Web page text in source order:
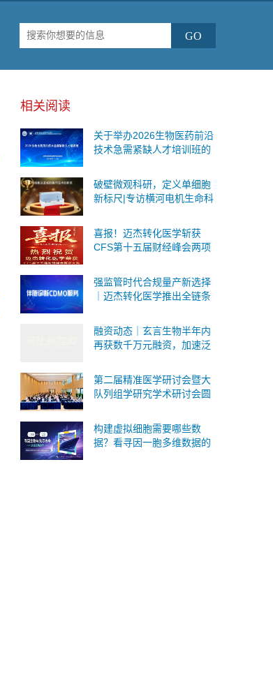
相关阅读
关于举办2026生物医药前沿
技术急需紧缺人才培训班的
破壁微观科研，定义单细胞
新标尺|专访横河电机生命科
部商务运营总监王海鉴
喜报！迈杰转化医学斩获
CFS第十五届财经峰会两项
强监管时代合规量产新选择
｜迈杰转化医学推出全链条
式承接Ⅰ/Ⅱ/Ⅲ 类IVD委托研
发与生产
融资动态｜玄言生物半年内
再获数千万元融资，加速泛
床转化
第二届精准医学研讨会暨大
队列组学研究学术研讨会圆
质组重磅国内首发！
构建虚拟细胞需要哪些数
据？看寻因一胞多维数据的